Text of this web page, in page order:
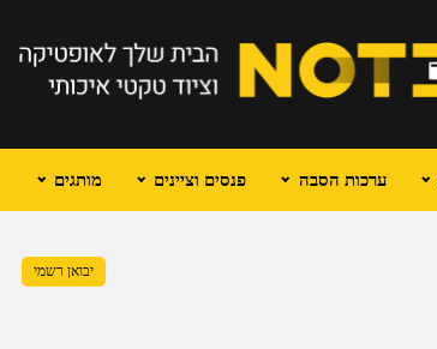
ערכות הסבה פנסים וציינים מותגים
יבואן רשמי